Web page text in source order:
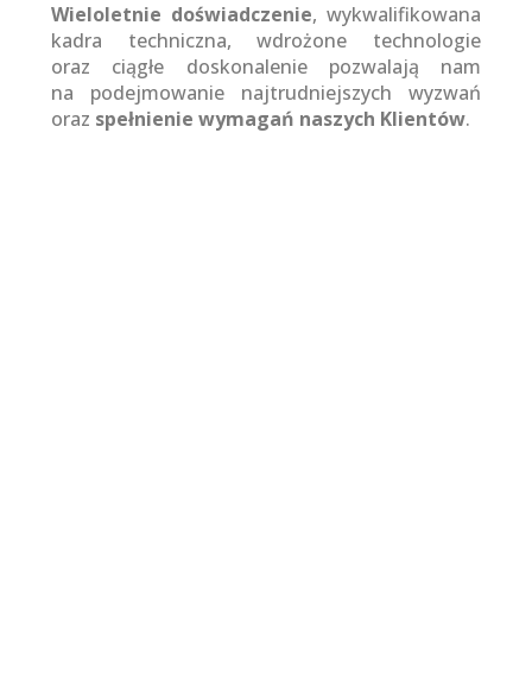
Wieloletnie doświadczenie, wykwalifikowana
kadra techniczna, wdrożone technologie
oraz ciągłe doskonalenie pozwalają nam
na podejmowanie najtrudniejszych wyzwań
oraz spełnienie wymagań naszych Klientów.